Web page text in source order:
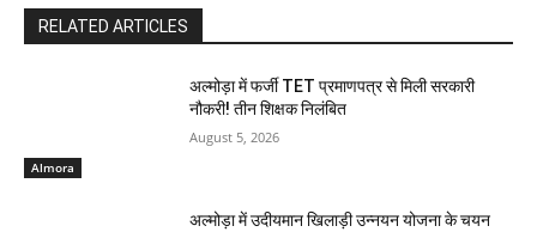
RELATED ARTICLES
Almora
अल्मोड़ा में फर्जी TET प्रमाणपत्र से मिली सरकारी
नौकरी! तीन शिक्षक निलंबित
August 5, 2026
अल्मोड़ा में उदीयमान खिलाड़ी उन्नयन योजना के चयन